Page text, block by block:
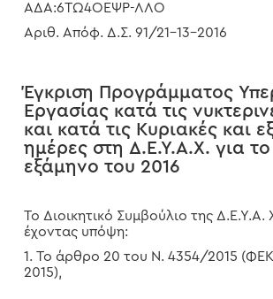
ΑΔΑ:6ΤΩ4ΟΕΨΡ-ΛΛΟ
Αριθ. Απόφ. Δ.Σ. 91/21-13-2016
Έγκριση Προγράμματος
Εργασίας κατά τις
και κατά τις Κυριακές και
ημέρες στη Δ.Ε.Υ.Α.Χ. για
εξάμηνο του 2016
Το Διοικητικό Συμβούλιο της Δ.Ε.Υ.Α.
έχοντας υπόψη:
1. Το άρθρο 20 του Ν. 4354/2015 (ΦΕΚ
2015),